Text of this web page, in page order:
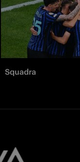
Squadra